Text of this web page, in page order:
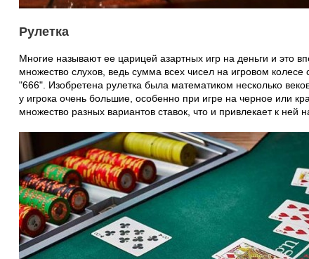
Рулетка
Многие называют ее царицей азартных игр на деньги и это
множество слухов, ведь сумма всех чисел на игровом колесе
"666". Изобретена рулетка была математиком несколько
у игрока очень большие, особенно при игре на черное или
множество разных вариантов ставок, что и привлекает к ней